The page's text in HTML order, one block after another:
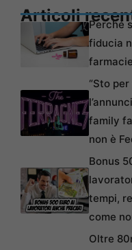
Articoli
Perché
fiducia
“Sto
family
non è
Bonus
tempi,
come
Oltre